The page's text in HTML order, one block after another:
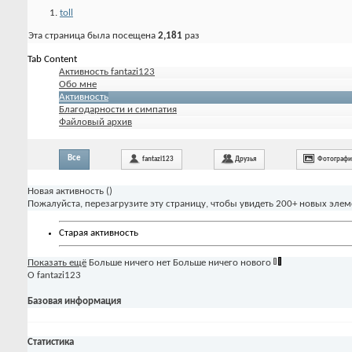
toll
Эта страница была посещена 2,181 раз
Tab Content
Активность fantazi123
Обо мне
Активность
Благодарности и симпатия
Файловый архив
Все fantazi123 Друзья
Новая активность ()
Пожалуйста, перезагрузите эту страницу, чтобы увидеть 200+ новых
Старая активность
Показать ещё Больше ничего нет Больше ничего нового
О fantazi123
Базовая информация
Статистика